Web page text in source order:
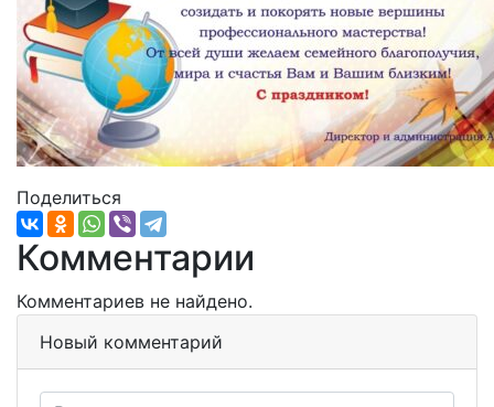
Поделиться
Комментарии
Комментариев не найдено.
Новый комментарий